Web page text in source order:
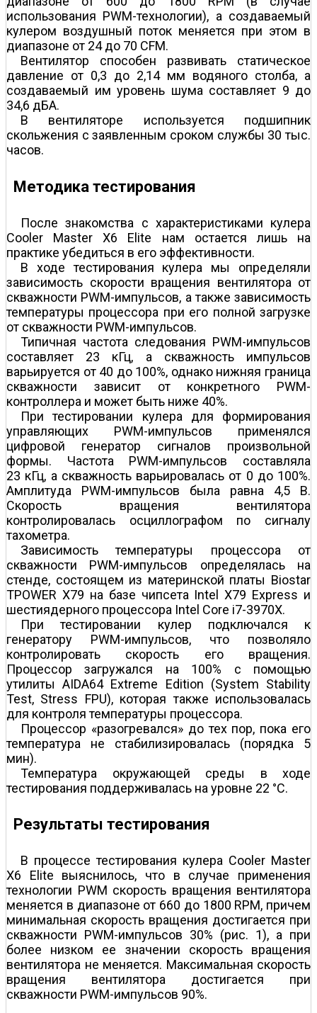
использования PWM-технологии), а создаваемый
кулером воздушный поток меняется при этом в
диапазоне от 24 до 70 CFM.
Вентилятор способен развивать статическое
давление от 0,3 до 2,14 мм водяного столба, а
создаваемый им уровень шума составляет 9 до
34,6 дБА.
В вентиляторе используется подшипник
скольжения с заявленным сроком службы 30 тыс.
часов.
Методика тестирования
После знакомства с характеристиками кулера
Cooler Master X6 Elite нам остается лишь на
практике убедиться в его эффективности.
В ходе тестирования кулера мы определяли
зависимость скорости вращения вентилятора от
скважности PWM-импульсов, а также зависимость
температуры процессора при его полной загрузке
от скважности PWM-импульсов.
Типичная частота следования PWM-импульсов
составляет 23 кГц, а скважность импульсов
варьируется от 40 до 100%, однако нижняя граница
скважности зависит от конкретного PWM-
контроллера и может быть ниже 40%.
При тестировании кулера для формирования
управляющих PWM-импульсов применялся
цифровой генератор сигналов произвольной
формы. Частота PWM-импульсов составляла
23 кГц, а скважность варьировалась от 0 до 100%.
Амплитуда PWM-импульсов была равна 4,5 В.
Скорость вращения вентилятора
контролировалась осциллографом по сигналу
тахометра.
Зависимость температуры процессора от
скважности PWM-импульсов определялась на
стенде, состоящем из материнской платы Biostar
TPOWER X79 на базе чипсета Intel X79 Express и
шестиядерного процессора Intel Core i7-3970Х.
При тестировании кулер подключался к
генератору PWM-импульсов, что позволяло
контролировать скорость его вращения.
Процессор загружался на 100% с помощью
утилиты AIDA64 Extreme Edition (System Stability
Test, Stress FPU), которая также использовалась
для контроля температуры процессора.
Процессор «разогревался» до тех пор, пока его
температура не стабилизировалась (порядка 5
мин).
Температура окружающей среды в ходе
тестирования поддерживалась на уровне 22 °С.
Результаты тестирования
В процессе тестирования кулера Cooler Master
X6 Elite выяснилось, что в случае применения
технологии PWM скорость вращения вентилятора
меняется в диапазоне от 660 до 1800 RPM, причем
минимальная скорость вращения достигается при
скважности PWM-импульсов 30% (рис. 1), а при
более низком ее значении скорость вращения
вентилятора не меняется. Максимальная скорость
вращения вентилятора достигается при
скважности PWM-импульсов 90%.